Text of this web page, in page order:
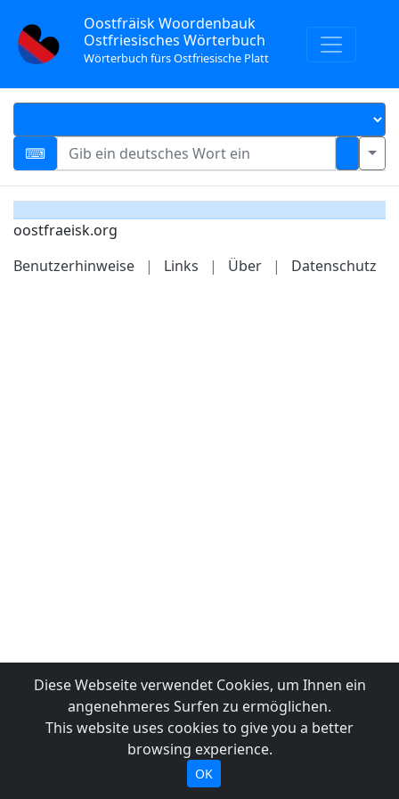
Oostfräisk Woordenbauk
Ostfriesisches Wörterbuch
Wörterbuch fürs Ostfriesische Platt
oostfraeisk.org
Benutzerhinweise
| Links | Über | Datenschutz
Diese Webseite verwendet Cookies, um Ihnen ein
angenehmeres Surfen zu ermöglichen.
This website uses cookies to give you a better
browsing experience.
OK